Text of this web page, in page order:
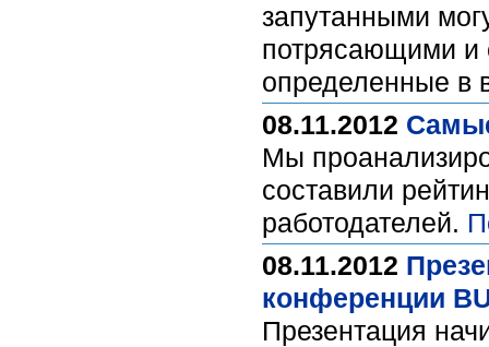
запутанными
потрясающими и
определенные в
08.11.2012
Мы
составили
работодателей.
08.11.2012
конференции
Презентация